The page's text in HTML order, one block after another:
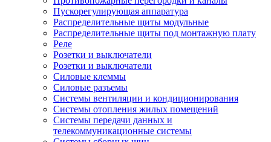
Пускорегулирующая аппаратура
Распределительные щиты модульные
Распределительные щиты под монтажную плату
Реле
Розетки и выключатели
Розетки и выключатели
Силовые клеммы
Силовые разъемы
Системы вентиляции и кондиционирования
Системы отопления жилых помещений
Системы передачи данных и
телекоммуникационные системы